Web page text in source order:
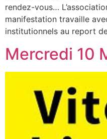
rendez-vous…
manifestation travaille
institutionnels au report
Mercredi 10